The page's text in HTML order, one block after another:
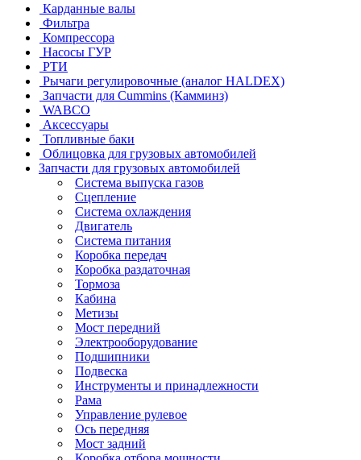
Карданные валы
Фильтра
Компрессора
Насосы ГУР
РТИ
Рычаги регулировочные (аналог HALDEX)
Запчасти для Cummins (Камминз)
WABCO
Аксессуары
Топливные баки
Облицовка для грузовых автомобилей
Запчасти для грузовых автомобилей
Система выпуска газов
Сцепление
Система охлаждения
Двигатель
Система питания
Коробка передач
Коробка раздаточная
Тормоза
Кабина
Метизы
Мост передний
Электрооборудование
Подшипники
Подвеска
Инструменты и принадлежности
Рама
Управление рулевое
Ось передняя
Мост задний